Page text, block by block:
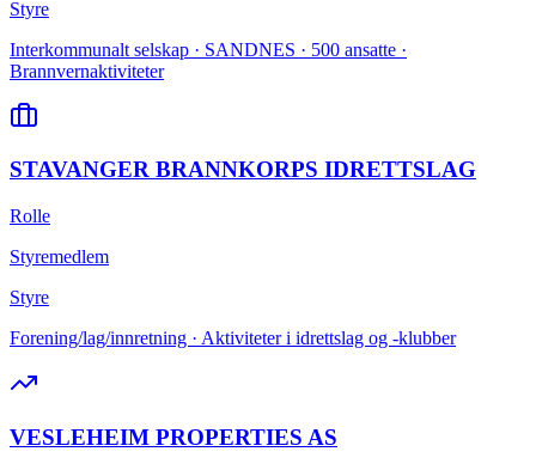
Styre
Interkommunalt selskap · SANDNES · 500 ansatte ·
Brannvernaktiviteter
STAVANGER BRANNKORPS IDRETTSLAG
Rolle
Styremedlem
Styre
Forening/lag/innretning · Aktiviteter i idrettslag og -klubber
VESLEHEIM PROPERTIES AS